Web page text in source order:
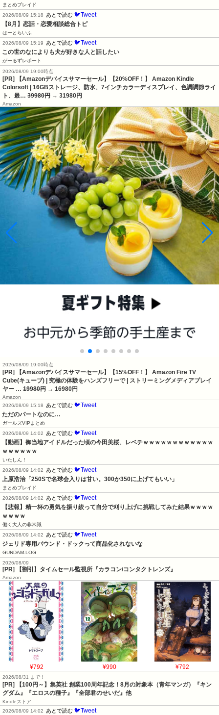
まとめブレイド
2026/08/09 15:18
あとで読む 🐦Tweet
【8月】恋話・恋愛相談総合トピ
はーとらいふ
2026/08/09 15:19
あとで読む 🐦Tweet
この世のなによりも犬が好きな人と話したい
がーるずレポート
2026/08/09 19:00時点
[PR] 【Amazonデバイスサマーセール】【20%OFF！】 Amazon Kindle
Colorsoft | 16GBストレージ、防水、7インチカラーディスプレイ、色調調節ライ
ト、最… 39980円 → 31980円
Amazon
2026/08/09 19:00時点
[PR] 【Amazonデバイスサマーセール】【15%OFF！】 Amazon Fire TV
Cube(キューブ) | 究極の体験をハンズフリーで | ストリーミングメディアプレイ
ヤー … 19980円 → 16980円
Amazon
2026/08/09 15:18
あとで読む 🐦Tweet
ただのパートなのに…
ガールズVIPまとめ
2026/08/09 14:02
あとで読む 🐦Tweet
【動画】御当地アイドルだった頃の今田美桜、レベチｗｗｗｗｗｗｗｗｗｗｗｗ
ｗｗｗｗｗｗ
いたしん！
2026/08/09 14:02
あとで読む 🐦Tweet
上原浩治「250Sで名球会入りは甘い。300か350に上げてもいい」
まとめブレイド
2026/08/09 14:02
あとで読む 🐦Tweet
【悲報】精一杯の勇気を振り絞って自分で刈り上げに挑戦してみた結果ｗｗｗｗ
ｗｗｗｗ
働く大人の非常識
2026/08/09 14:02
あとで読む 🐦Tweet
ジェリド専用バウンド・ドックって商品化されないな
GUNDAM.LOG
2026/08/09
[PR] 【割引】タイムセール監視所『カラコン/コンタクトレンズ』
Amazon
¥792 ¥990 ¥792
2026/08/31 まで！
[PR]
【100円～】集英社 創業100周年記念！8月の対象本（青年マンガ）『キン
グダム』『エロスの種子』『全部君のせいだ』他
Kindleストア
2026/08/09 14:02
あとで読む 🐦Tweet